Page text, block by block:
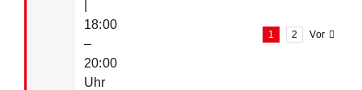
18:00
–
20:00
Uhr
1 2 Vor